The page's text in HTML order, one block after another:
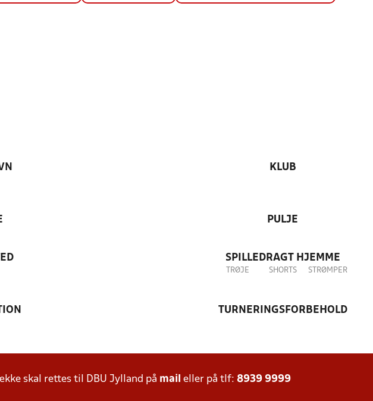
KLUB
PULJE
SPILLEDRAGT HJEMME
TRØJE SHORTS STRØMPER
TURNERINGSFORBEHOLD
skal rettes til DBU Jylland på mail eller på tlf: 8939 9999